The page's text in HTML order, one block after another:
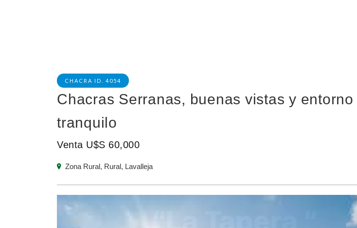
CHACRA ID. 4054
Chacras Serranas, buenas vistas y entorno
tranquilo
Venta U$S 60,000
Zona Rural, Rural, Lavalleja